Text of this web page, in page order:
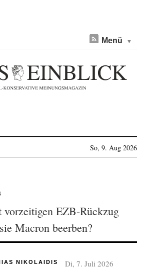
Menü
So, 9. Aug 2026
vorzeitigen EZB-Rückzug
Macron beerben?
NIKOLAIDIS Di, 7. Juli 2026